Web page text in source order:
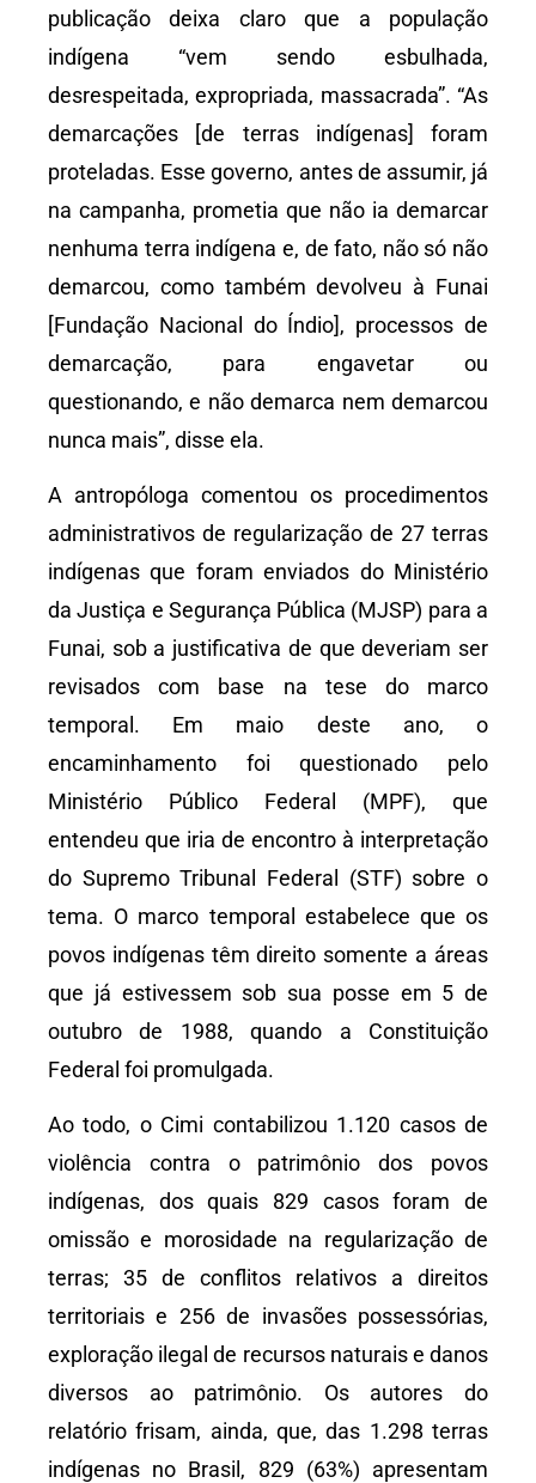
publicação deixa claro que a população
indígena “vem sendo esbulhada,
desrespeitada, expropriada, massacrada”. “As
demarcações [de terras indígenas] foram
proteladas. Esse governo, antes de assumir, já
na campanha, prometia que não ia demarcar
nenhuma terra indígena e, de fato, não só não
demarcou, como também devolveu à Funai
[Fundação Nacional do Índio], processos de
demarcação, para engavetar ou
questionando, e não demarca nem demarcou
nunca mais”, disse ela.
A antropóloga comentou os procedimentos
administrativos de regularização de 27 terras
indígenas que foram enviados do Ministério
da Justiça e Segurança Pública (MJSP) para a
Funai, sob a justificativa de que deveriam ser
revisados com base na tese do marco
temporal. Em maio deste ano, o
encaminhamento foi questionado pelo
Ministério Público Federal (MPF), que
entendeu que iria de encontro à interpretação
do Supremo Tribunal Federal (STF) sobre o
tema. O marco temporal estabelece que os
povos indígenas têm direito somente a áreas
que já estivessem sob sua posse em 5 de
outubro de 1988, quando a Constituição
Federal foi promulgada.
Ao todo, o Cimi contabilizou 1.120 casos de
violência contra o patrimônio dos povos
indígenas, dos quais 829 casos foram de
omissão e morosidade na regularização de
terras; 35 de conflitos relativos a direitos
territoriais e 256 de invasões possessórias,
exploração ilegal de recursos naturais e danos
diversos ao patrimônio. Os autores do
relatório frisam, ainda, que, das 1.298 terras
indígenas no Brasil, 829 (63%) apresentam